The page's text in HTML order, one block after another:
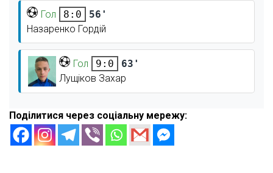
Гол 8:0
56'
Назаренко Гордій
Гол 9:0
63'
Лущіков Захар
Поділитися через соціальну мережу: